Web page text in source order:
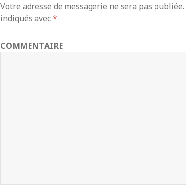
Votre adresse de messagerie ne sera pas publiée.
indiqués avec*
COMMENTAIRE